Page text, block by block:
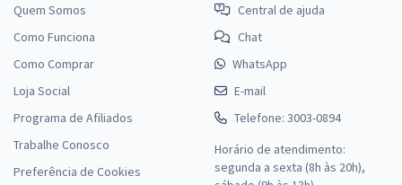
Quem Somos
Como Funciona
Como Comprar
Loja Social
Programa de Afiliados
Trabalhe Conosco
Preferência de Cookies
Central de ajuda
Chat
WhatsApp
E-mail
Telefone: 3003-0894
Horário de atendimento:
segunda a sexta (8h às 20h),